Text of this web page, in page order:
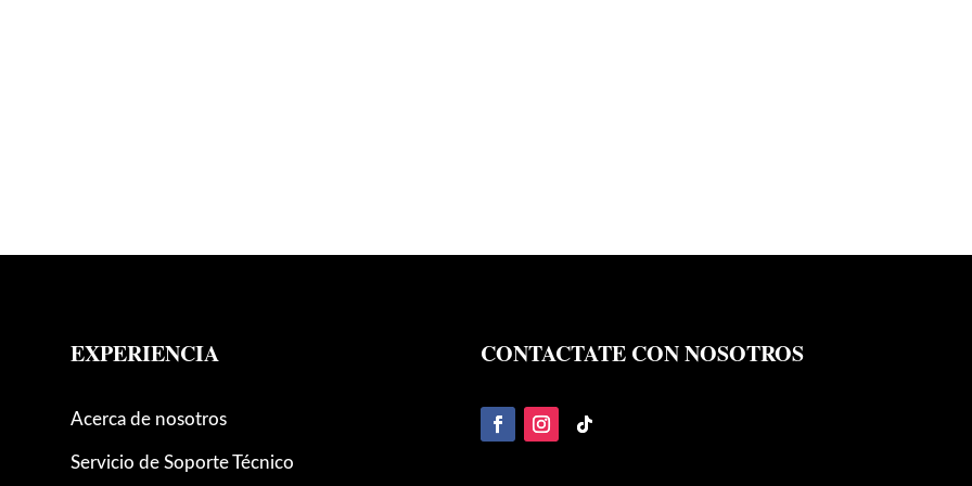
EXPERIENCIA
Acerca de nosotros
Servicio de Soporte Técnico
CONTACTATE CON NOSOTROS